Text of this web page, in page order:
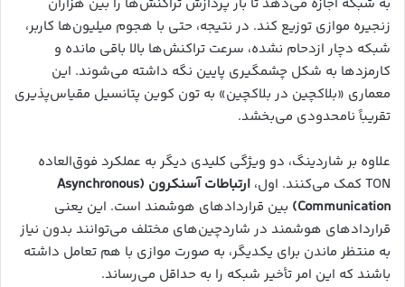
به شبکه اجازه می‌دهد تا بار پردازش تراکنش‌ها را بین هزاران
زنجیره موازی توزیع کند. در نتیجه، حتی با هجوم میلیون‌ها کاربر،
شبکه دچار ازدحام نشده، سرعت تراکنش‌ها بالا باقی مانده و
کارمزدها به شکل چشمگیری پایین نگه داشته می‌شوند. این
معماری «بلاکچین در بلاکچین» به تون کوین پتانسیل مقیاس‌پذیری
تقریباً نامحدودی می‌بخشد.
علاوه بر شاردینگ، دو ویژگی کلیدی دیگر به عملکرد فوق‌العاده
TON کمک می‌کنند. اول،
ارتباطات آسنکرون (Asynchronous
Communication) بین قراردادهای هوشمند است. این یعنی
قراردادهای هوشمند در شاردچین‌های مختلف می‌توانند بدون نیاز
به منتظر ماندن برای یکدیگر، به صورت موازی با هم تعامل داشته
باشند که این امر تأخیر شبکه را به حداقل می‌رساند.